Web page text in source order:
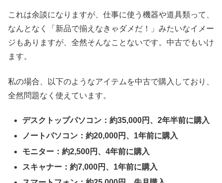
これは余談になりますが、仕事に使う機器や道具類って、
なんとなく「新品で揃えなきゃダメだ！」みたいなイメー
ジもありますが、全然そんなことないです。中古でもいけ
ます。
私の場合、以下のようなアイテムを中古で購入しており、
全然問題なく使えています。
デスクトップパソコン：約35,000円、2年半前に購入
ノートパソコン：約20,000円、1年前に購入
モニター：約2,500円、4年前に購入
スキャナー：約7,000円、1年前に購入